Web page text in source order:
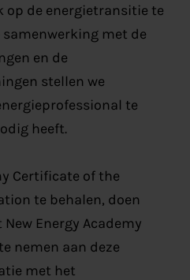
de energietransitie te
samenwerking met de
en de
stellen we
te
heeft.
Certificate of the
te behalen, doen
Energy Academy
nemen aan deze
met het